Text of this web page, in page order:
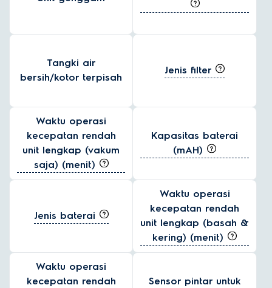
Tangki air
bersih/kotor terpisah
Jenis filter
Waktu operasi
kecepatan rendah
unit lengkap (vakum
saja) (menit)
Kapasitas baterai
(mAH)
Jenis baterai
Waktu operasi
kecepatan rendah
unit lengkap (basah &
kering) (menit)
Waktu operasi
kecepatan rendah
Sensor pintar untuk